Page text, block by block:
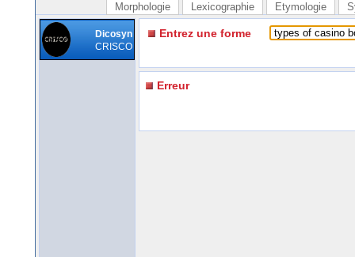
Morphologie Lexicographie Etymologie
Dicosyn
CRISCO
Entrez une forme
Erreur